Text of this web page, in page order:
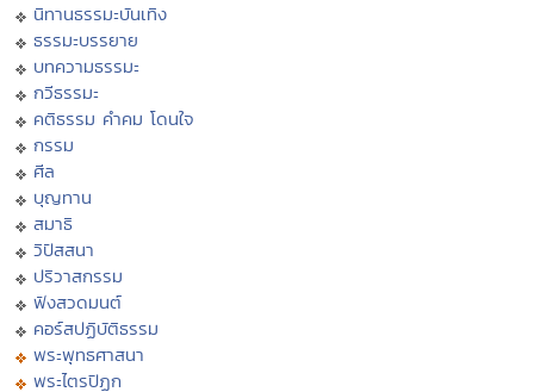
นิทานธรรมะบันเทิง
ธรรมะบรรยาย
บทความธรรมะ
กวีธรรมะ
คติธรรม คำคม โดนใจ
กรรม
ศีล
บุญทาน
สมาธิ
วิปัสสนา
ปริวาสกรรม
ฟังสวดมนต์
คอร์สปฏิบัติธรรม
พระพุทธศาสนา
พระไตรปิฏก